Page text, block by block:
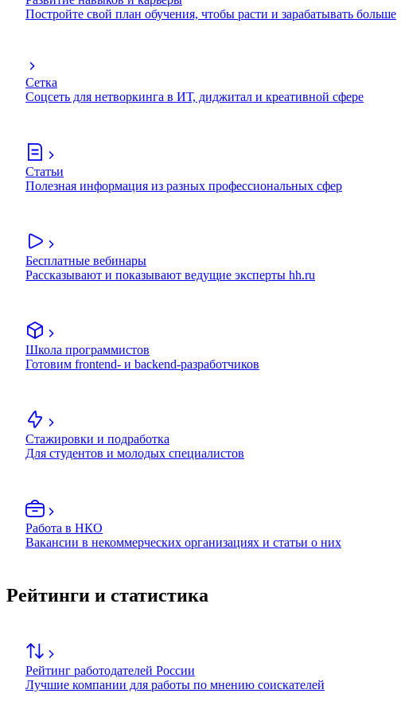
Постройте свой план обучения, чтобы расти и зарабатывать больше
Сетка
Соцсеть для нетворкинга в ИТ, диджитал и креативной сфере
Статьи
Полезная информация из разных профессиональных сфер
Бесплатные вебинары
Рассказывают и показывают ведущие эксперты hh.ru
Школа программистов
Готовим frontend- и backend-разработчиков
Стажировки и подработка
Для студентов и молодых специалистов
Работа в НКО
Вакансии в некоммерческих организациях и статьи о них
Рейтинги и статистика
Рейтинг работодателей России
Лучшие компании для работы по мнению соискателей